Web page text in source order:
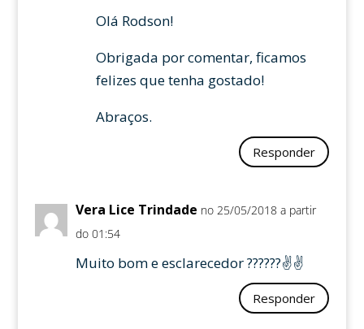
Olá Rodson!
Obrigada por comentar, ficamos
felizes que tenha gostado!
Abraços.
Responder
Vera Lice Trindade no 25/05/2018 a partir
do 01:54
Muito bom e esclarecedor ??????✌✌
Responder